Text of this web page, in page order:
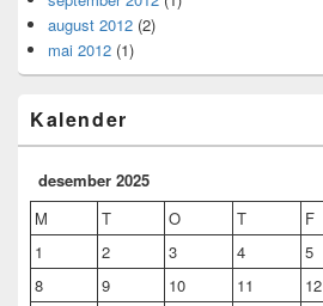
august 2012 (2)
mai 2012 (1)
Kalender
desember 2025
M
T O T F
1
2 3 4 5
8
9 10 11 12